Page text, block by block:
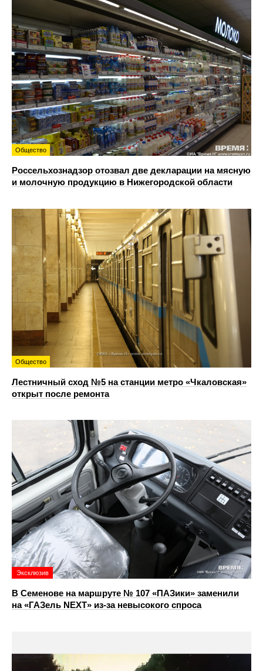
Общество
Россельхознадзор отозвал две декларации на мясную
и молочную продукцию в Нижегородской области
Общество
Лестничный сход №5 на станции метро «Чкаловская»
открыт после ремонта
Эксклюзив
В Семенове на маршруте № 107 «ПАЗики» заменили
на «ГАЗель NEXT» из‑за невысокого спроса